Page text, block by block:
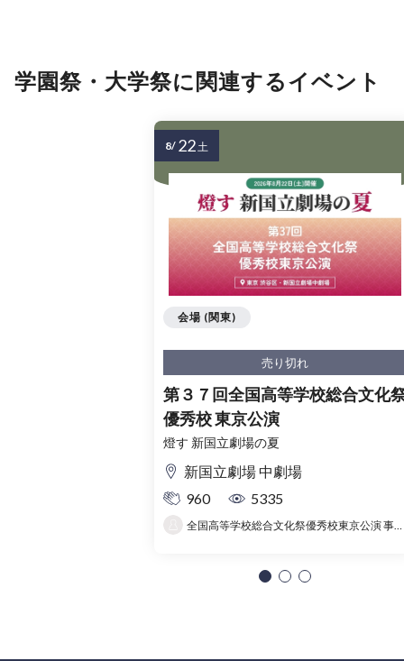
学園祭・大学祭に関連するイベント
売り切れ
第３７回全国高等学校総合文化
優秀校 東京公演
燈す 新国立劇場の夏
新国立劇場 中劇場
960
5335
会場 (関東)
8/ 22 土